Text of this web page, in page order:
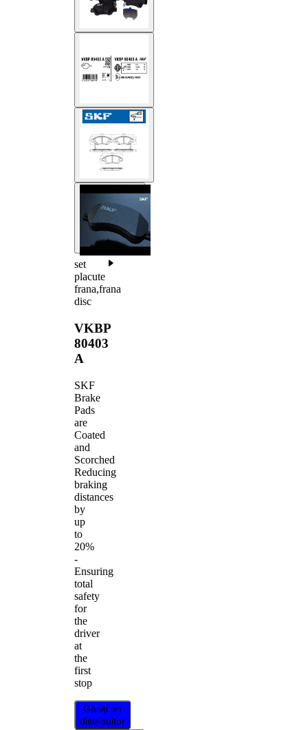
set
placute
frana,frana
disc
VKBP
80403
A
SKF
Brake
Pads
are
Coated
and
Scorched
Reducing
braking
distances
by
up
to
20%
-
Ensuring
total
safety
for
the
driver
at
the
first
stop
Găsiți un
distribuitor